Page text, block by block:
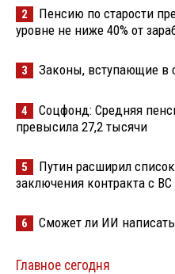
2
Пенсию по старости
уровне не ниже 40% от
3 Законы, вступающие в
4
Соцфонд: Средняя
превысила 27,2 тысячи
5
Путин расширил
заключения контракта с
6 Сможет ли ИИ
Главное сегодня